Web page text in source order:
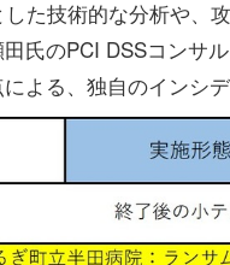
た技術的な分析や、
氏のPCI DSSコンサ
よる、独自のインシ